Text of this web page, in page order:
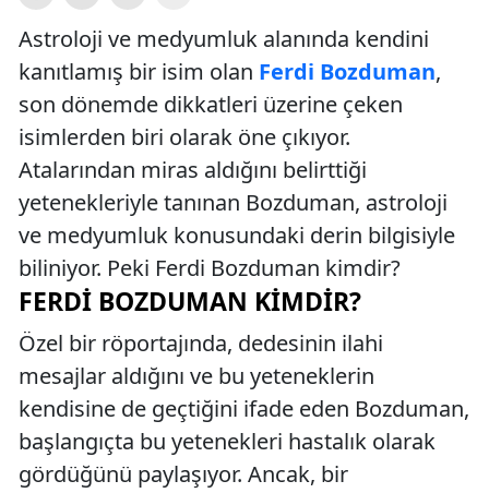
Astroloji ve medyumluk alanında kendini
kanıtlamış bir isim olan Ferdi Bozduman,
son dönemde dikkatleri üzerine çeken
isimlerden biri olarak öne çıkıyor.
Atalarından miras aldığını belirttiği
yetenekleriyle tanınan Bozduman, astroloji
ve medyumluk konusundaki derin bilgisiyle
biliniyor. Peki Ferdi Bozduman kimdir?
FERDI BOZDUMAN KIMDIR?
Özel bir röportajında, dedesinin ilahi
mesajlar aldığını ve bu yeteneklerin
kendisine de geçtiğini ifade eden Bozduman,
başlangıçta bu yetenekleri hastalık olarak
gördüğünü paylaşıyor. Ancak, bir